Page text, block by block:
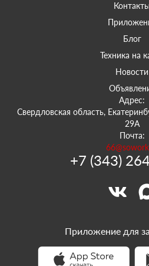
Контакты
Блог
Техника на
Новости
Адрес:
Свердловская область,
29А
Почта:
+7 (343)
Приложение для